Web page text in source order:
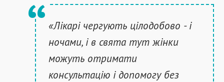
«Лікарі чергують цілодобово - і
ночами, і в свята тут жінки
можуть отримати
консультацію і допомогу без